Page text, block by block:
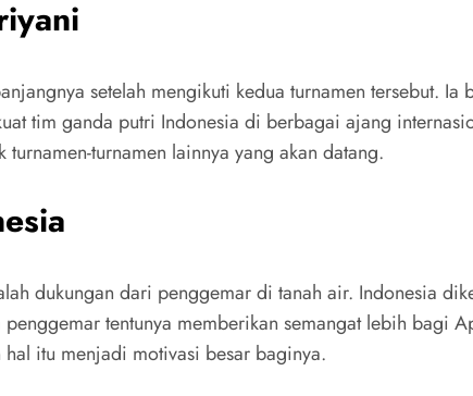
setelah mengikuti kedua turnamen tersebut.
tim ganda putri Indonesia di berbagai ajang
turnamen lainnya yang akan datang.
dukungan dari penggemar di tanah air. Indonesia
tentunya memberikan semangat lebih bagi
itu menjadi motivasi besar baginya.